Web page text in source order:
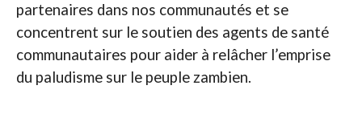
partenaires dans nos communautés et se
concentrent sur le soutien des agents de santé
communautaires pour aider à relâcher l’emprise
du paludisme sur le peuple zambien.